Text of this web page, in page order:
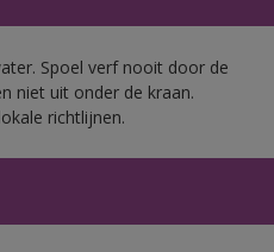
Spoel verf nooit door de
niet uit onder de kraan.
richtlijnen.